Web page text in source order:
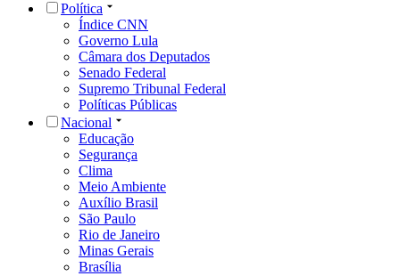
Política
Índice CNN
Governo Lula
Câmara dos Deputados
Senado Federal
Supremo Tribunal Federal
Políticas Públicas
Nacional
Educação
Segurança
Clima
Meio Ambiente
Auxílio Brasil
São Paulo
Rio de Janeiro
Minas Gerais
Brasília